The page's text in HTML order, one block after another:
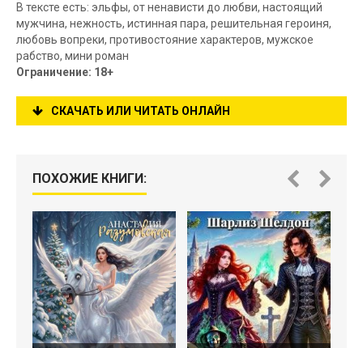
В тексте есть: эльфы, от ненависти до любви, настоящий
мужчина, нежность, истинная пара, решительная героиня,
любовь вопреки, противостояние характеров, мужское
рабство, мини роман
Ограничение: 18+
СКАЧАТЬ ИЛИ ЧИТАТЬ ОНЛАЙН
ПОХОЖИЕ КНИГИ: